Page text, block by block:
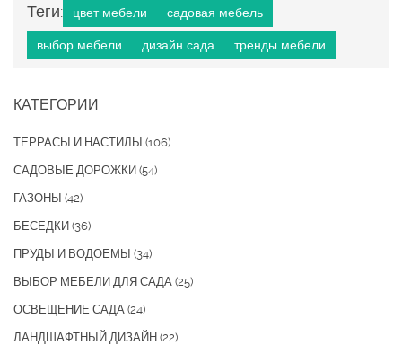
Теги: цвет мебели садовая мебель
выбор мебели дизайн сада тренды мебели
КАТЕГОРИИ
ТЕРРАСЫ И НАСТИЛЫ (106)
САДОВЫЕ ДОРОЖКИ (54)
ГАЗОНЫ (42)
БЕСЕДКИ (36)
ПРУДЫ И ВОДОЕМЫ (34)
ВЫБОР МЕБЕЛИ ДЛЯ САДА (25)
ОСВЕЩЕНИЕ САДА (24)
ЛАНДШАФТНЫЙ ДИЗАЙН (22)